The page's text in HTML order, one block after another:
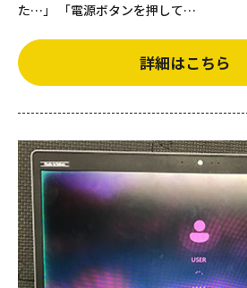
た…」 「電源ボタンを押して…
詳細はこちら